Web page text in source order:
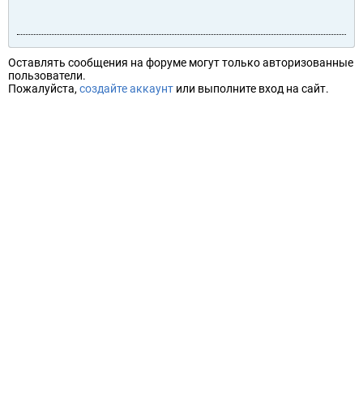
Оставлять сообщения на форуме могут только авторизованные
пользователи.
Пожалуйста, создайте аккаунт или выполните вход на сайт.